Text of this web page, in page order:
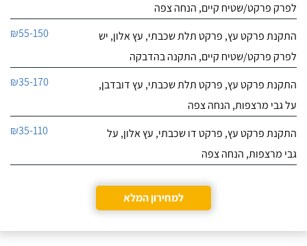
לפרק פרקט/שטיח קיים, הנחה צפה
התקנת פרקט עץ, פרקט תלת שכבתי, עץ אלון, יש
לפרק פרקט/שטיח קיים, התקנה בהדבקה
₪55-150
התקנת פרקט עץ, פרקט תלת שכבתי, עץ דובדבן,
על גבי מרצפות, הנחה צפה
₪35-170
התקנת פרקט עץ, פרקט דו שכבתי, עץ אלון, על
גבי מרצפות, הנחה צפה
₪35-110
למחירון המלא